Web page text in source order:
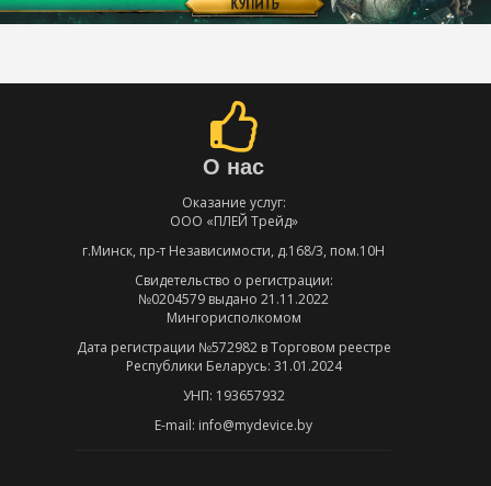
О нас
Оказание услуг:
ООО «ПЛЕЙ Трейд»
г.Минск, пр-т Независимости, д.168/3, пом.10Н
Свидетельство о регистрации:
№0204579 выдано 21.11.2022
Мингорисполкомом
Дата регистрации №572982 в Торговом реестре
Республики Беларусь: 31.01.2024
УНП: 193657932
E-mail: info@mydevice.by